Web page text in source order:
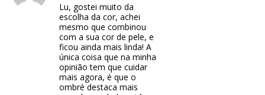
Lu, gostei muito da
escolha da cor, achei
mesmo que combinou
com a sua cor de pele, e
ficou ainda mais linda! A
única coisa que na minha
opinião tem que cuidar
mais agora, é que o
ombré destaca mais